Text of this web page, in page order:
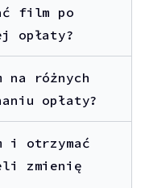
film po
opłaty?
na różnych
opłaty?
i otrzymać
zmienię